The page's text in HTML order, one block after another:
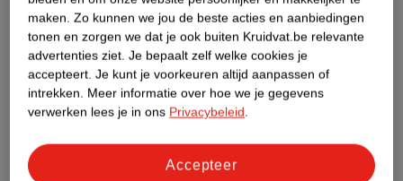
Meer informatie
Bestel & Bezorginformatie
Bekijk ook
maken. Zo kunnen we jou de beste acties en aanbiedingen
tonen en zorgen we dat je ook buiten Kruidvat.be relevante
advertenties ziet. Je bepaalt zelf welke cookies je
accepteert. Je kunt je voorkeuren altijd aanpassen of
intrekken. Meer informatie over hoe we je gegevens
verwerken lees je in ons Privacybeleid.
Accepteer